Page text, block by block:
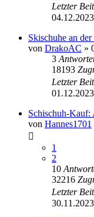
Letzter
Skischuhe an
von DrakoAC »
3
18193
Letzter
Schischuh-
von Hannes1701
1
2
10
32216
Letzter